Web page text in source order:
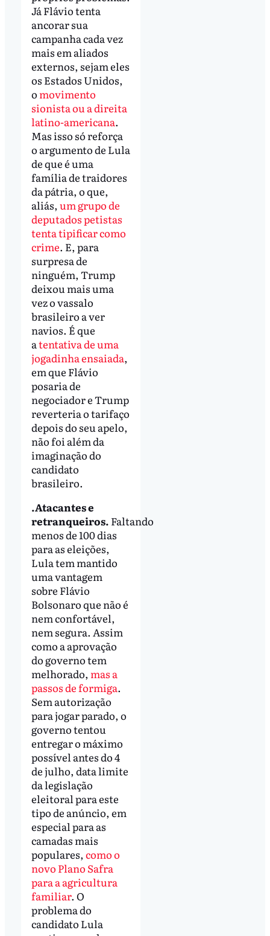
Já Flávio tenta
ancorar sua
campanha cada vez
mais em aliados
externos, sejam eles
os Estados Unidos,
o movimento
sionista ou a direita
latino-americana.
Mas isso só reforça
o argumento de Lula
de que é uma
família de traidores
da pátria, o que,
aliás, um grupo de
deputados petistas
tenta tipificar como
crime. E, para
surpresa de
ninguém, Trump
deixou mais uma
vez o vassalo
brasileiro a ver
navios. É que
atentativa de uma
jogadinha ensaiada,
em que Flávio
posaria de
negociador e Trump
reverteria o tarifaço
depois do seu apelo,
não foi além da
imaginação do
candidato
brasileiro.
.Atacantes e
retranqueiros. Faltando
menos de 100 dias
para as eleições,
Lula tem mantido
uma vantagem
sobre Flávio
Bolsonaro que não é
nem confortável,
nem segura. Assim
como a aprovação
do governo tem
melhorado, mas a
passos de formiga.
Sem autorização
para jogar parado, o
governo tentou
entregar o máximo
possível antes do 4
de julho, data limite
da legislação
eleitoral para este
tipo de anúncio, em
especial para as
camadas mais
populares, como o
novo Plano Safra
para a agricultura
familiar. O
problema do
candidato Lula